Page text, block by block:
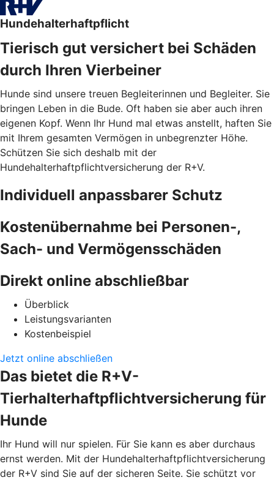
Hundehalterhaftpflicht
Tierisch gut versichert bei Schäden
durch Ihren Vierbeiner
Hunde sind unsere treuen Begleiterinnen und Begleiter. Sie
bringen Leben in die Bude. Oft haben sie aber auch ihren
eigenen Kopf. Wenn Ihr Hund mal etwas anstellt, haften Sie
mit Ihrem gesamten Vermögen in unbegrenzter Höhe.
Schützen Sie sich deshalb mit der
Hundehalterhaftpflichtversicherung der R+V.
Individuell anpassbarer Schutz
Kostenübernahme bei Personen-,
Sach- und Vermögensschäden
Direkt online abschließbar
Überblick
Leistungsvarianten
Kostenbeispiel
Jetzt online abschließen
Das bietet die R+V-
Tierhalterhaftpflichtversicherung für
Hunde
Ihr Hund will nur spielen. Für Sie kann es aber durchaus
ernst werden. Mit der Hundehalterhaftpflichtversicherung
der R+V sind Sie auf der sicheren Seite. Sie schützt vor